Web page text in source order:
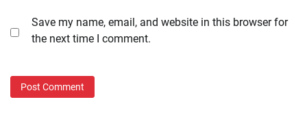
Save my name, email, and website in this browser for
the next time I comment.